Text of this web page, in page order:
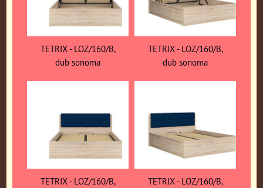
TETRIX - LOZ/160/B,
dub sonoma
TETRIX - LOZ/160/B,
dub sonoma
TETRIX - LOZ/160/B,
TETRIX - LOZ/160/B,